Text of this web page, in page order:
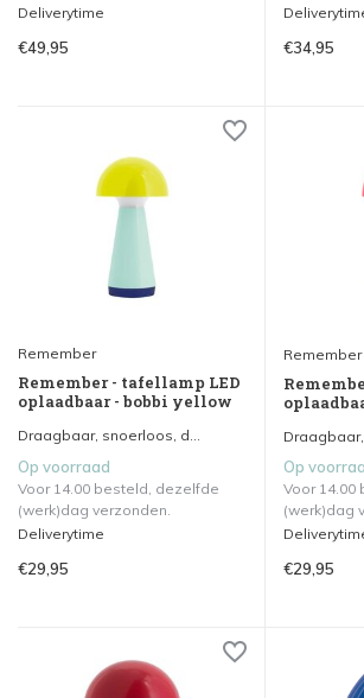
Deliverytime
€49,95 €34,95
Remember
Remember - tafellamp LED
oplaadbaar - bobbi yellow
Draagbaar, snoerloos, d...
Op voorraad
Voor 14.00 besteld, dezelfde
(werk)dag verzonden.
Deliverytime
€29,95
Remember
Draagbaar,
Op
Voor
(werk)dag
€29,95